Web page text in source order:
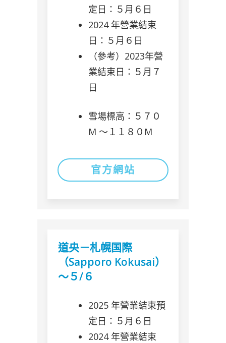
定日：５月６日
2024 年營業結束
日：５月６日
（參考）2023年營
業結束日：５月７
日
雪場標高：５７０
M 〜１１８０M
官方網站
道央－札幌国際
（Sapporo Kokusai）
～５/６
2025 年營業結束預
定日：５月６日
2024 年營業結束